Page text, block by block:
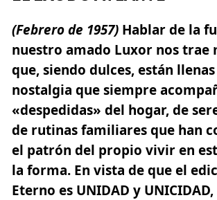
(Febrero de 1957) Hablar de la
nuestro amado Luxor nos trae
que, siendo dulces, están
nostalgia que siempre
«despedidas» del hogar, de
de rutinas familiares que han
el patrón del propio vivir en
la forma. En vista de que el
Eterno es UNIDAD y